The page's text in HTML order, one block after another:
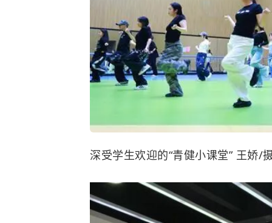
深受学生欢迎的“青健小课堂” 王娇/